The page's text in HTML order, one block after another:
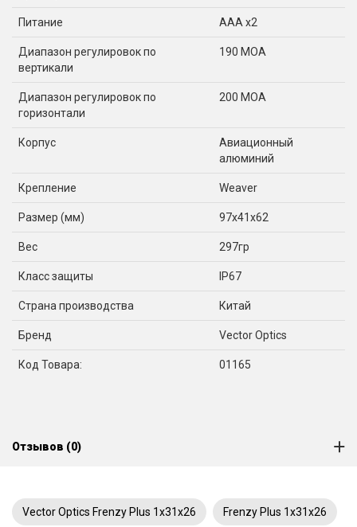
Питание AAA x2
Диапазон регулировок по
вертикали
190 МОА
Диапазон регулировок по
горизонтали
200 МОА
Корпус
Авиационный
алюминий
Крепление Weaver
Размер (мм) 97x41x62
Вес 297гр
Класс защиты IP67
Страна производства Китай
Бренд Vector Optics
Код Товара: 01165
Отзывов (0)
Vector Optics Frenzy Plus 1x31x26 Frenzy Plus 1x31x26